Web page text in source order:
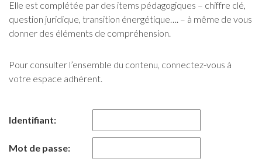
Elle est complétée par des items pédagogiques – chiffre clé,
question juridique, transition énergétique…. – à même de vous
donner des éléments de compréhension.
Pour consulter l’ensemble du contenu, connectez-vous à
votre espace adhérent.
Identifiant:
Mot de passe: